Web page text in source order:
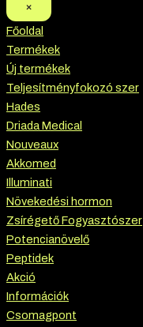
×
Főoldal
Termékek
Új termékek
Teljesítményfokozó szer
Hades
Driada Medical
Nouveaux
Akkomed
Illuminati
Növekedési hormon
Zsírégető Fogyasztószer
Potencianövelő
Peptidek
Akció
Információk
Csomagpont